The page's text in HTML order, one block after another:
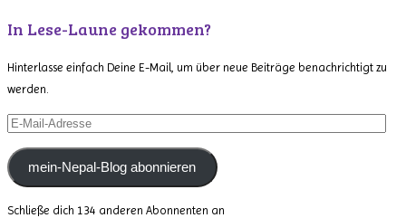
In Lese-Laune gekommen?
Hinterlasse einfach Deine E-Mail, um über neue Beiträge benachrichtigt zu
werden.
E-
Mail-
Adressemein-Nepal-Blog abonnieren
Schließe dich 134 anderen Abonnenten an